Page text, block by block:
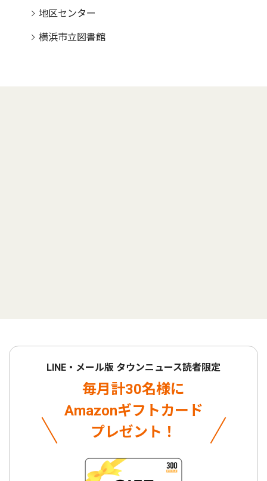
地区センター
横浜市立図書館
LINE・メール版 タウンニュース読者限定
毎月計30名様に
Amazonギフトカード
プレゼント！